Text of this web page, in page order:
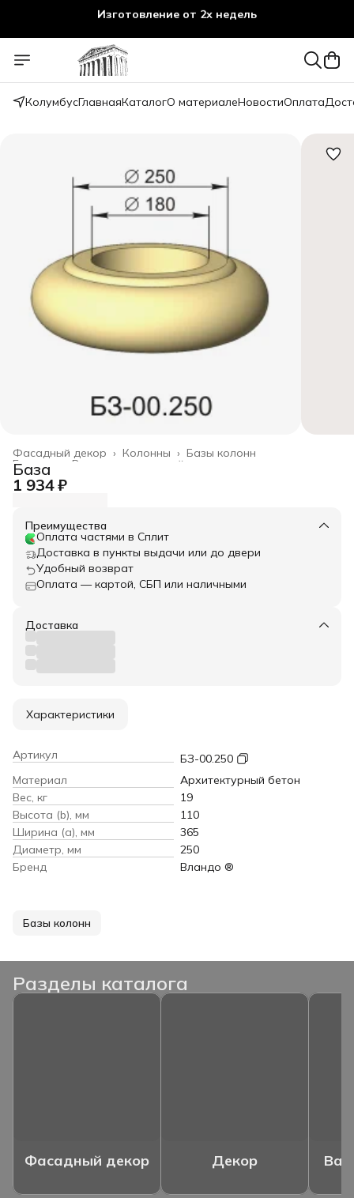
Изготовление от 2х недель
КолумбусГлавнаяКаталогО материалеНовостиОплата
Базы колонн
Колонны ›
Фасадный декор ›
Весь архитектурный декор
Главная
База
1 934 ₽
Преимущества
Оплата частями в Сплит
Доставка в пункты выдачи или до двери
Удобный возврат
Оплата — картой, СБП или наличными
Доставка
Характеристики
Артикул
БЗ-00.250
Материал
Архитектурный бетон
Вес, кг
19
Высота (b), мм
110
Ширина (a), мм
365
Диаметр, мм
250
Бренд
Вландо ®
Базы колонн
Разделы каталога
Фасадный декор Декор